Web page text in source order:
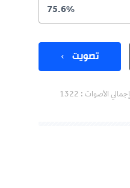
75.6%
تصويت
إجمالي الأصوات : 1322